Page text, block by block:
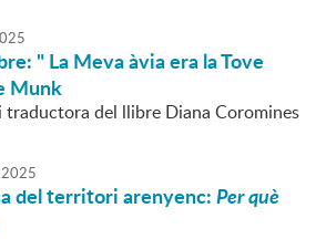
" La Meva àvia era la Tove
Munk
traductora del llibre Diana Coromines
2025
del territori arenyenc:Per què